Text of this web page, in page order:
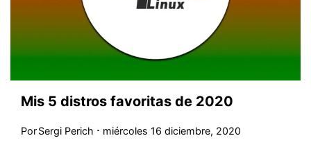
Mis 5 distros favoritas de 2020
PorSergi Perich miércoles 16 diciembre, 2020